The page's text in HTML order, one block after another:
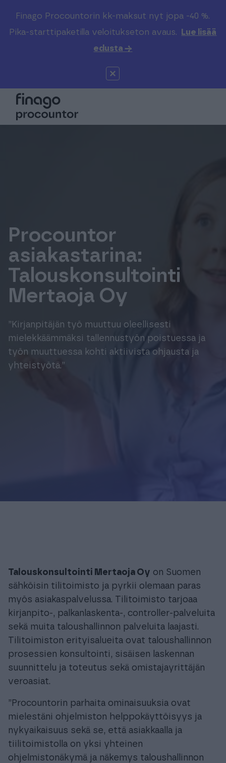
Finago Procountorin kk-maksut nyt jopa -40 %.
Pika-starttipaketilla veloitukseton avaus.
Lue lisää
edusta →
Etsi sivustolta
Valitse kieli
Global (EN)
Kirjaudu
Solo
Sopimuskone
Kenelle
Tilitoimistoille
Tuki & Koulutus
Meistä & Ajankohtaista
Tilaa Procountor
Procountor
asiakastarina:
Talouskonsultointi
Mertaoja Oy
”Kirjanpitäjän työ muuttuu oleellisesti
mielekkäämmäksi tallennustyön poistuessa ja
työn muuttuessa kohti aktiivista ohjausta ja
yhteistyötä.”
Talouskonsultointi Mertaoja Oy on Suomen
sähköisin tilitoimisto ja pyrkii olemaan paras
myös asiakaspalvelussa. Tilitoimisto tarjoaa
kirjanpito-, palkanlaskenta-, controller-palveluita
sekä muita taloushallinnon palveluita laajasti.
Tilitoimiston erityisalueita ovat taloushallinnon
prosessien konsultointi, sisäisen laskennan
suunnittelu ja toteutus sekä omistajayrittäjän
veroasiat.
”Procountorin parhaita ominaisuuksia ovat
mielestäni ohjelmiston helppokäyttöisyys ja
nykyaikaisuus sekä se, että asiakkaalla ja
tiilitoimistolla on yksi yhteinen
ohjelmistonäkymä ja näkemys taloushallinnon